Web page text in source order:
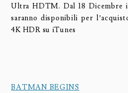
Ultra HDTM. Dal 18 Dicembre
saranno disponibili per
4K HDR su iTunes
BATMAN BEGINS